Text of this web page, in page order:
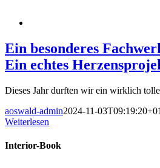
Ein besonderes
Ein echtes
Dieses Jahr durften wir ein wirklich
aoswald-admin2024-11-
Weiterlesen
Interior-Book